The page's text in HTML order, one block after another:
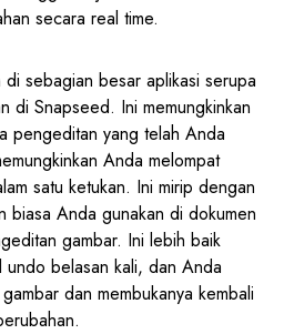
secara real time.
di sebagian besar aplikasi serupa
di Snapseed. Ini memungkinkan
pengeditan yang telah Anda
Anda melompat
satu ketukan. Ini mirip dengan
biasa Anda gunakan di dokumen
gambar. Ini lebih baik
belasan kali, dan Anda
dan membukanya kembali